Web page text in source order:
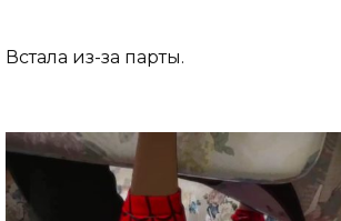
Встала из-за парты.